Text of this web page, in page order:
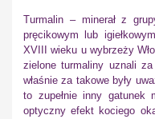
Turmalin – minerał z
pręcikowym lub
XVIII wieku u wybrzeży
zielone turmaliny uznali
właśnie za takowe były
to zupełnie inny gatunek
optyczny efekt kociego